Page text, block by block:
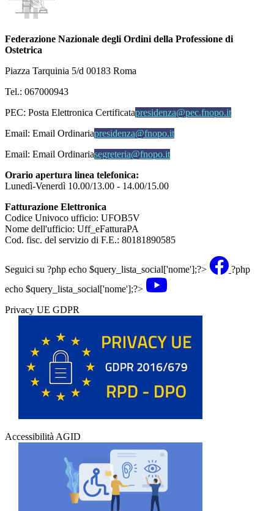
Federazione Nazionale degli Ordini della Professione di
Ostetrica
Piazza Tarquinia 5/d 00183 Roma
Tel.: 067000943
PEC: Posta Elettronica Certificatapresidenza@pec.fnopo.it
Email: Email Ordinariapresidenza@fnopo.it
Email: Email Ordinariasegreteria@fnopo.it
Orario apertura linea telefonica:
Lunedì-Venerdì 10.00/13.00 - 14.00/15.00
Fatturazione Elettronica
Codice Univoco ufficio: UFOB5V
Nome dell'ufficio: Uff_eFatturaPA
Cod. fisc. del servizio di F.E.: 80181890585
Seguici su ?php echo $query_lista_social['nome'];?>
?php
echo $query_lista_social['nome'];?>
Privacy UE GDPR
Accessibilità AGID